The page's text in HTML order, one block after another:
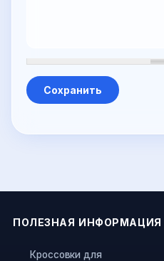
ПОЛЕЗНАЯ ИНФОРМАЦИЯ
Кроссовки для